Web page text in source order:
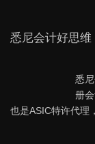
悉尼会计好思维
悉
册
也是ASIC特许代理